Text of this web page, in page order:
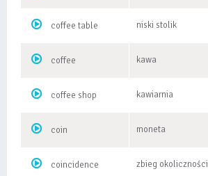
coffee table niski stolik
coffee kawa
coffee shop kawiarnia
coin moneta
coincidence zbieg okoliczności